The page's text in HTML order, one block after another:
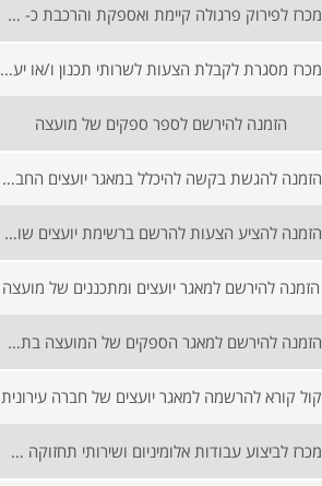
מכרז לפירוק פרגולה קיימת ואספקת והרכבת כ- 11 פרגולות אלומיניום חדשות בדרום הארץ
מכרז מסגרת לקבלת הצעות לשרותי תכנון ו/או יעוץ בתחומים שונים
הזמנה להירשם לספר ספקים של מועצה
הזמנה להגשת בקשה להיכלל במאגר יועצים החברה כלכלית
הזמנה להציע הצעות להרשם ברשימת יועצים שונים למתן שירותי תכנון וייעוץ עבור מספר רשויות
הזמנה להירשם למאגר יועצים ומתכננים של מועצה
הזמנה להירשם למאגר הספקים של המועצה בתחומים שונים לטובת מכרזי זוטא ונוהל הצעות מחיר
קול קורא להרשמה למאגר יועצים של חברה עירונית
מכרז לביצוע עבודות אלומיניום ושירותי תחזוקה שוטפת במרכז הארץ